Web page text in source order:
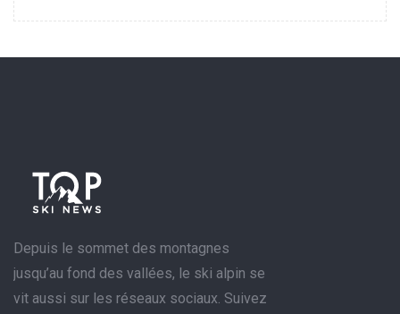
Depuis le sommet des montagnes
jusqu’au fond des vallées, le ski alpin se
vit aussi sur les réseaux sociaux. Suivez